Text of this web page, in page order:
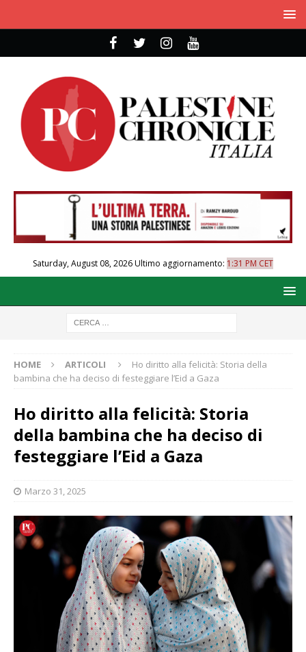
Saturday, August 08, 2026Ultimo aggiornamento: 1:31 PM CET
HOME ARTICOLI
Ho diritto alla felicità: Storia della
bambina che ha deciso di festeggiare l’Eid a Gaza
Ho diritto alla felicità: Storia
della bambina che ha deciso di
festeggiare l’Eid a Gaza
Marzo 31, 2025